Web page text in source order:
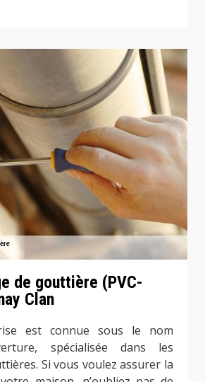
de gouttière (PVC-
Clan
est connue sous le nom
spécialisée dans les
Si vous voulez assurer la